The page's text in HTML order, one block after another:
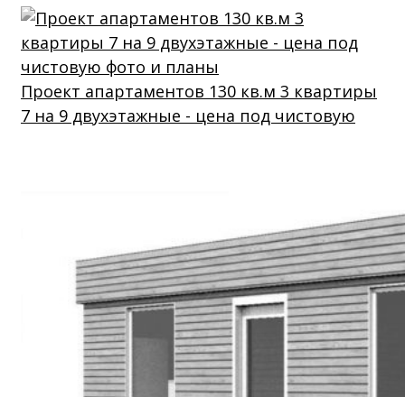
Проект апартаментов 130 кв.м 3 квартиры
7 на 9 двухэтажные - цена под чистовую